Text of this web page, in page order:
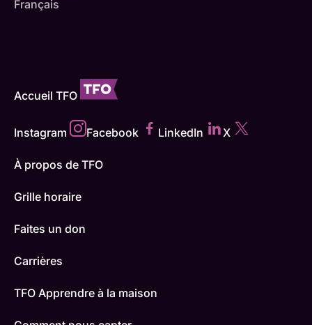
Français
Accueil TFO
Instagram Facebook LinkedIn X
À propos de TFO
Grille horaire
Faites un don
Carrières
TFO Apprendre à la maison